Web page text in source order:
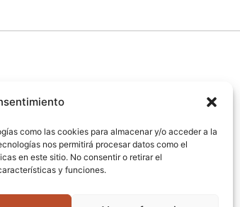
como las cookies para almacenar y/o acceder a la
nos permitirá procesar datos como el
en este sitio. No consentir o retirar el
y funciones.